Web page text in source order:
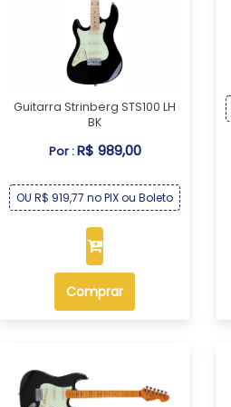
Guitarra Strinberg STS100 LH
BK
Por :R$ 989,00
OU R$ 919,77 no PIX ou Boleto
Comprar